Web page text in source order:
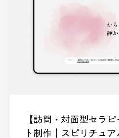
【訪問・対面型セラ
ト制作｜スピリチュ